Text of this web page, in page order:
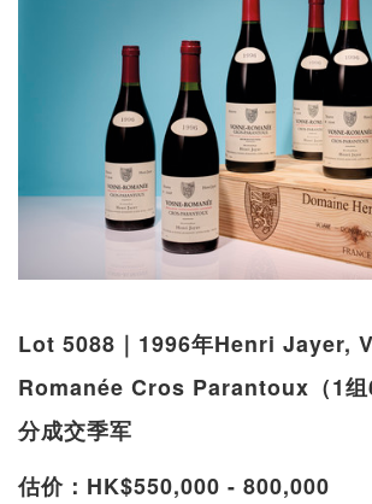
Lot 5088｜1996年Henri Jayer,
Romanée Cros Parantoux（1组
分成交季军
估价：HK$550,000 - 800,000